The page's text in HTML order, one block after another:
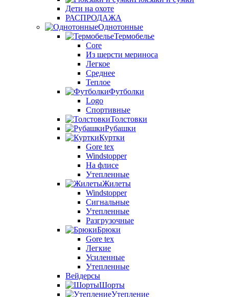
Дети на охоте
РАСПРОДАЖА
Однотонные
Термобелье
Core
Из шерсти мериноса
Легкое
Среднее
Теплое
Футболки
Logo
Спортивные
Толстовки
Рубашки
Куртки
Gore tex
Windstopper
На флисе
Утепленные
Жилеты
Windstopper
Сигнальные
Утепленные
Разгрузочные
Брюки
Gore tex
Легкие
Усиленные
Утепленные
Вейдерсы
Шорты
Утепление